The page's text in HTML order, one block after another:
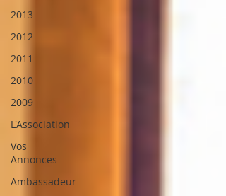
2013
2012
2011
2010
2009
L'Association
Vos
Annonces
Ambassadeur